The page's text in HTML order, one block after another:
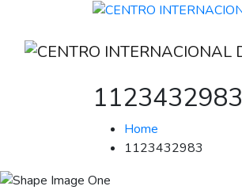
1123432983
Home
1123432983